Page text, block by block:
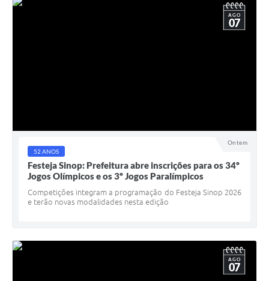
Ontem
AGO
07
52 ANOS
Festeja Sinop: Prefeitura abre inscrições para os 34º
Jogos Olímpicos e os 3º Jogos Paralímpicos
Competições integram a programação do Festeja Sinop 2026
e terão novas modalidades nesta edição
AGO
07